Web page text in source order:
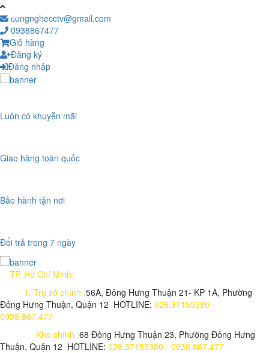
congnghecctv@gmail.com
0938867477
Giỏ hàng
Đăng ký
Đăng nhập
Luôn có khuyễn mãi
Giao hàng toàn quốc
Bảo hành tận nơi
Đổi trả trong 7 ngày
TP. Hồ Chí Minh:
1. Trụ sở chính :56A, Đông Hưng Thuận 21- KP 1A, Phường
Đông Hưng Thuận, Quận 12 HOTLINE: 028.37155380 -
0938.867.477
Kho chính :68 Đông Hưng Thuận 23, Phường Đông Hưng
Thuận, Quận 12 HOTLINE: 028.37155380 - 0938.867.477